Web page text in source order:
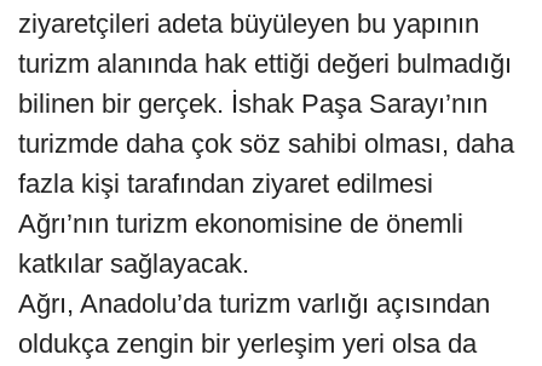
ziyaretçileri adeta büyüleyen bu yapının
turizm alanında hak ettiği değeri bulmadığı
bilinen bir gerçek. İshak Paşa Sarayı’nın
turizmde daha çok söz sahibi olması, daha
fazla kişi tarafından ziyaret edilmesi
Ağrı’nın turizm ekonomisine de önemli
katkılar sağlayacak.
Ağrı, Anadolu’da turizm varlığı açısından
oldukça zengin bir yerleşim yeri olsa da